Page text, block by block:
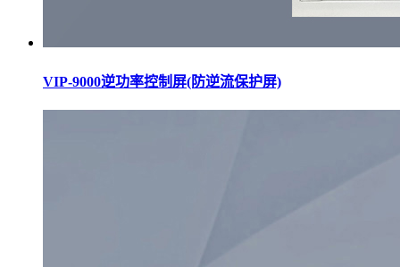
VIP-9000逆功率控制屏(防逆流保护屏)